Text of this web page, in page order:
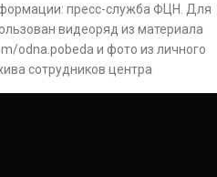
пресс-служба ФЦН. Для
видеоряд из материала
odna.pobeda и фото из личного
сотрудников центра